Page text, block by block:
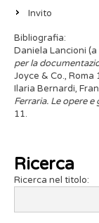
Invito
Bibliografia:
Daniela Lancioni (a
per la
Joyce & Co., Roma
Ilaria Bernardi,
Ferraria. Le opere e
11.
Ricerca
Ricerca nel titolo: